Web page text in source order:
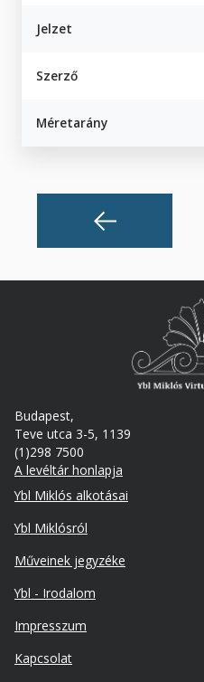
Jelzet
Szerző
Méretarány
Budapest,
Teve utca 3-5, 1139
(1)298 7500
A levéltár honlapja
Footer
Ybl Miklós alkotásai
Ybl Miklósról
Műveinek jegyzéke
Ybl - Irodalom
Lábléc
másodlagos
Impresszum
Kapcsolat